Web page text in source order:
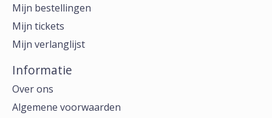
Mijn bestellingen
Mijn tickets
Mijn verlanglijst
Informatie
Over ons
Algemene voorwaarden